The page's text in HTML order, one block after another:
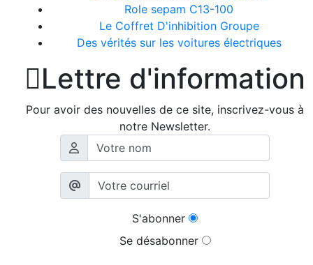
Role sepam C13-100
Le Coffret D'inhibition Groupe
Des vérités sur les voitures électriques
Lettre d'information
Pour avoir des nouvelles de ce site, inscrivez-vous à
notre Newsletter.
S'abonner
Se désabonner